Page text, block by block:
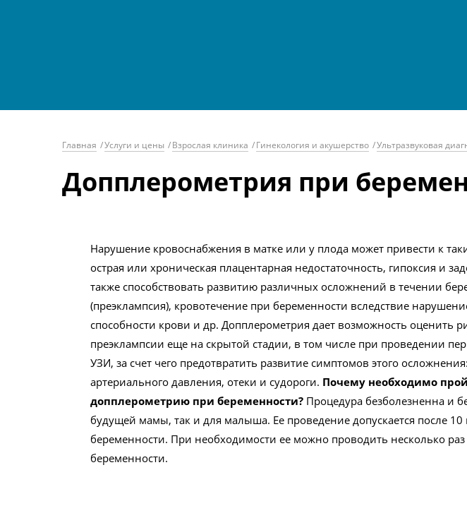
Главная /Услуги и цены /Взрослая клиника /Гинекология и акушерство /Ультразвуковая
Допплерометрия при
Нарушение кровоснабжения в матке или у плода может привести к
острая или хроническая плацентарная недостаточность, гипоксия и
также способствовать развитию различных осложнений в течении
(преэклампсия), кровотечение при беременности вследствие
способности крови и др. Допплерометрия дает возможность оценить
преэклампсии еще на скрытой стадии, в том числе при проведении
УЗИ, за счет чего предотвратить развитие симптомов этого
артериального давления, отеки и судороги. Почему необходимо
допплерометрию при беременности? Процедура безболезненна и
будущей мамы, так и для малыша. Ее проведение допускается после 10
беременности. При необходимости ее можно проводить несколько раз
беременности.